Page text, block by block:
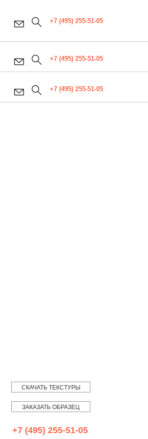
+7 (495) 255-51-05
+7 (495) 255-51-05
+7 (495) 255-51-05
СКАЧАТЬ ТЕКСТУРЫ
ЗАКАЗАТЬ ОБРАЗЕЦ
+7 (495) 255-51-05